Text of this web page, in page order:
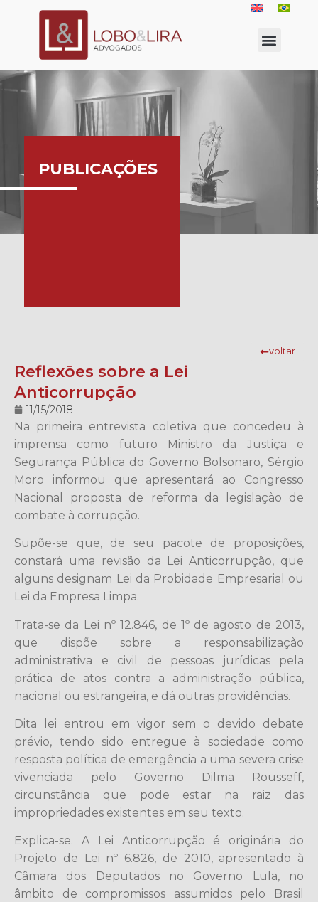
PUBLICAÇÕES
voltar
Reflexões sobre a Lei
Anticorrupção
11/15/2018
Na primeira entrevista coletiva que concedeu à
imprensa como futuro Ministro da Justiça e
Segurança Pública do Governo Bolsonaro, Sérgio
Moro informou que apresentará ao Congresso
Nacional proposta de reforma da legislação de
combate à corrupção.
Supõe-se que, de seu pacote de proposições,
constará uma revisão da Lei Anticorrupção, que
alguns designam Lei da Probidade Empresarial ou
Lei da Empresa Limpa.
Trata-se da Lei nº 12.846, de 1º de agosto de 2013,
que dispõe sobre a responsabilização
administrativa e civil de pessoas jurídicas pela
prática de atos contra a administração pública,
nacional ou estrangeira, e dá outras providências.
Dita lei entrou em vigor sem o devido debate
prévio, tendo sido entregue à sociedade como
resposta política de emergência a uma severa crise
vivenciada pelo Governo Dilma Rousseff,
circunstância que pode estar na raiz das
impropriedades existentes em seu texto.
Explica-se. A Lei Anticorrupção é originária do
Projeto de Lei nº 6.826, de 2010, apresentado à
Câmara dos Deputados no Governo Lula, no
âmbito de compromissos assumidos pelo Brasil